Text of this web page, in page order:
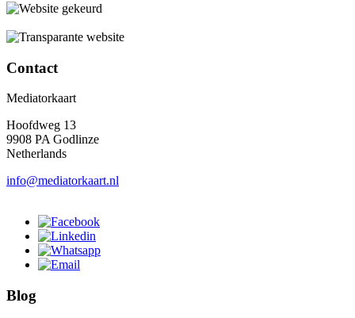
Contact
Mediatorkaart
Hoofdweg 13
9908 PA Godlinze
Netherlands
info@mediatorkaart.nl
Blog